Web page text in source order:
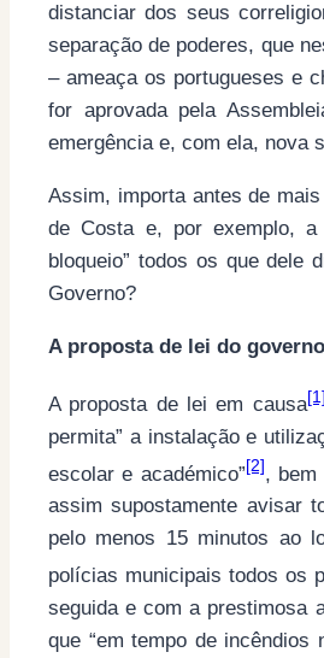
distanciar dos seus
separação de poderes, que
– ameaça os portugueses e
for aprovada pela
emergência e, com ela, nova
Assim, importa antes de
de Costa e, por exemplo, a
bloqueio” todos os que dele
Governo?
A proposta de lei do governo
A proposta de lei em causa[1]
permita” a instalação e
escolar e académico”[2], bem
assim supostamente avisar
pelo menos 15 minutos ao
polícias municipais todos os
seguida e com a prestimosa
que “em tempo de